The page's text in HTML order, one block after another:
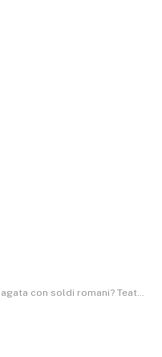
soldi romani? Teatro dell’assurdo